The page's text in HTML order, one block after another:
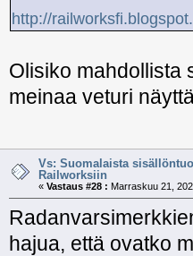
http://
Olisiko mahdollista
meinaa veturi
Vs: Suomalaista
Railworksiin
« Vastaus #28 : Marraskuu 21,
hajua, että ovatko